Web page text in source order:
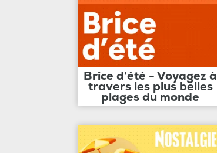
Brice d'été - Voyagez à
travers les plus belles
plages du monde